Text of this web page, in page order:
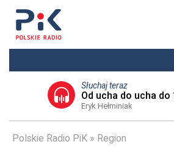
Słuchaj teraz
Od ucha do ucha do
Eryk Hełminiak
Polskie Radio PiK Region